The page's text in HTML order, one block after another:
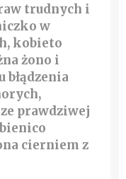
trudnych i
w
kobieto
żono i
błądzenia
prawdziwej
cierniem z